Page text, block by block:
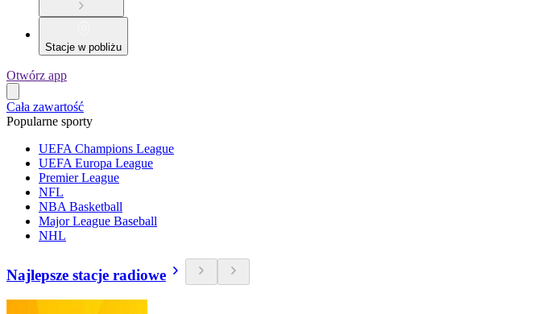
Stacje w pobliżu
Otwórz app
Cała zawartość
Popularne sporty
UEFA Champions League
UEFA Europa League
Premier League
NFL
NBA Basketball
Major League Baseball
NHL
Najlepsze stacje radiowe